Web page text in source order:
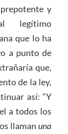
y
legítimo
que lo ha
a punto de
que,
de la ley,
así: “Y
a todos los
llamanuna